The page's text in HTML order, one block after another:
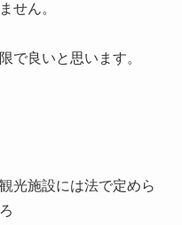
せん。
で良いと思います。
光施設には法で定めら